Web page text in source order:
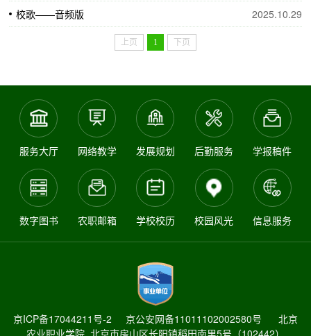
2025.10.29
校歌——音频版
上页 1 下页
服务大厅 网络教学 发展规划 后勤服务 学报稿件
数字图书 农职邮箱 学校校历 校园风光 信息服务
京ICP备17044211号-2 京公安网备11011102002580号
北京
农业职业学院 北京市房山区长阳镇稻田南里5号（102442）